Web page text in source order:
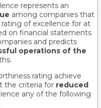
represents an
among companies that
of excellence for at
on financial statements
and predicts
operations of the
rating achieve
the criteria for reduced
any of the following